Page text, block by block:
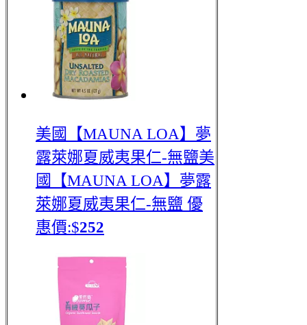
美國【MAUNA LOA】夢
露萊娜夏威夷果仁-無鹽美
國【MAUNA LOA】夢露
萊娜夏威夷果仁-無鹽 優
惠價:$252